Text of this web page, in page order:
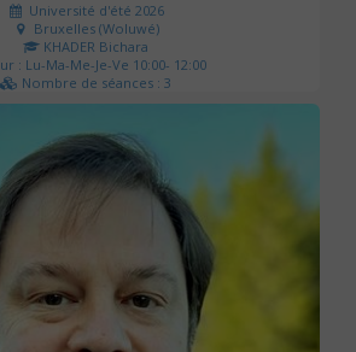
Université d'été 2026
Bruxelles (Woluwé)
KHADER Bichara
: Lu-Ma-Me-Je-Ve 10:00- 12:00
Nombre de séances : 3
63 €